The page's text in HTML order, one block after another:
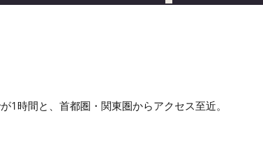
時間と、首都圏・関東圏からアクセス至近。